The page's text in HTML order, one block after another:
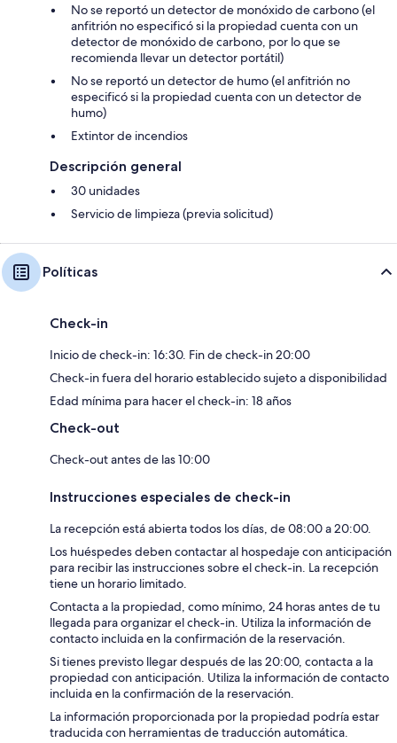
No se reportó un detector de monóxido de carbono (el
anfitrión no especificó si la propiedad cuenta con un
detector de monóxido de carbono, por lo que se
recomienda llevar un detector portátil)
No se reportó un detector de humo (el anfitrión no
especificó si la propiedad cuenta con un detector de
humo)
Extintor de incendios
Descripción general
30 unidades
Servicio de limpieza (previa solicitud)
Políticas
Check-in
Inicio de check-in: 16:30. Fin de check-in 20:00
Check-in fuera del horario establecido sujeto a disponibilidad
Edad mínima para hacer el check-in: 18 años
Check-out
Check-out antes de las 10:00
Instrucciones especiales de check-in
La recepción está abierta todos los días, de 08:00 a 20:00.
Los huéspedes deben contactar al hospedaje con anticipación
para recibir las instrucciones sobre el check-in. La recepción
tiene un horario limitado.
Contacta a la propiedad, como mínimo, 24 horas antes de tu
llegada para organizar el check-in. Utiliza la información de
contacto incluida en la confirmación de la reservación.
Si tienes previsto llegar después de las 20:00, contacta a la
propiedad con anticipación. Utiliza la información de contacto
incluida en la confirmación de la reservación.
La información proporcionada por la propiedad podría estar
traducida con herramientas de traducción automática.